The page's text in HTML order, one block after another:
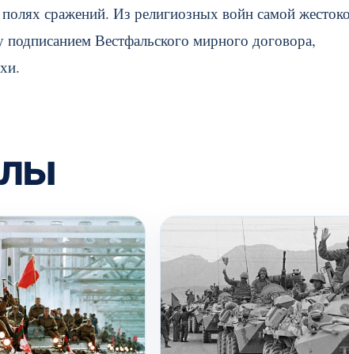
полях сражений. Из религиозных войн самой
Вестфальского мирного договора,